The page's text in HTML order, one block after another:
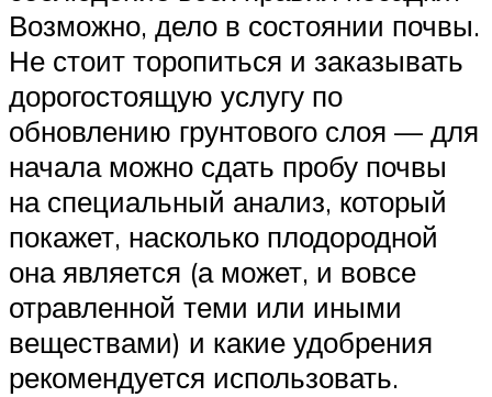
Возможно, дело в состоянии почвы.
Не стоит торопиться и заказывать
дорогостоящую услугу по
обновлению грунтового слоя — для
начала можно сдать пробу почвы
на специальный анализ, который
покажет, насколько плодородной
она является (а может, и вовсе
отравленной теми или иными
веществами) и какие удобрения
рекомендуется использовать.